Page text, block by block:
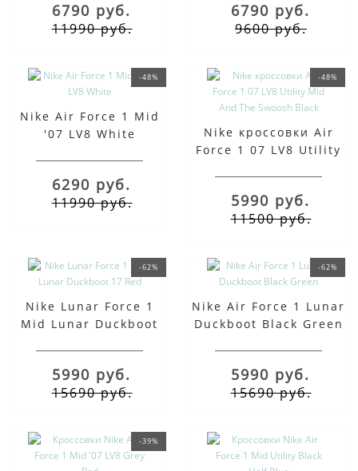
6790 руб.
11990 руб.
6790 руб.
9600 руб.
-48%
Nike Air Force 1 Mid
'07 LV8 White
6290 руб.
11990 руб.
-48%
Nike кроссовки Air
Force 1 07 LV8 Utility
5990 руб.
11500 руб.
-62%
Nike Lunar Force 1
Mid Lunar Duckboot
5990 руб.
15690 руб.
-62%
Nike Air Force 1 Lunar
Duckboot Black Green
5990 руб.
15690 руб.
-39%